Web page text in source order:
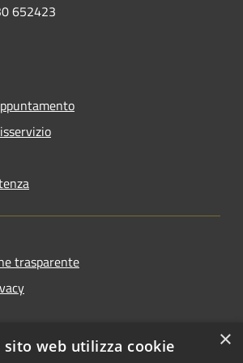
652423
trasparente
accessibilità
×
sito web utilizza cookie